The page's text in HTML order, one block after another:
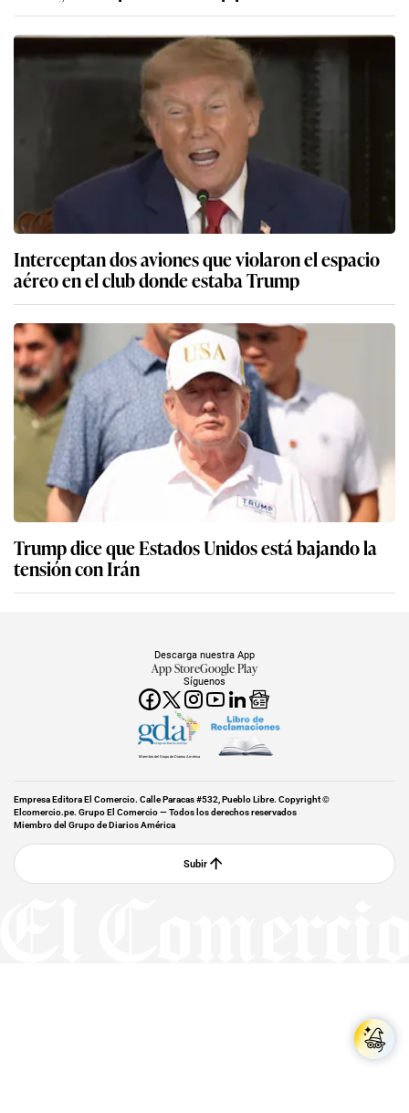
Interceptan dos aviones que violaron el espacio
aéreo en el club donde estaba Trump
Trump dice que Estados Unidos está bajando la
tensión con Irán
Síguenos
Descarga nuestra App
App StoreGoogle Play
Miembro del Grupo de Diarios América
Empresa Editora El Comercio. Calle Paracas #532, Pueblo Libre. Copyright ©
Elcomercio.pe. Grupo El Comercio — Todos los derechos reservados
Miembro del Grupo de Diarios América
Subir